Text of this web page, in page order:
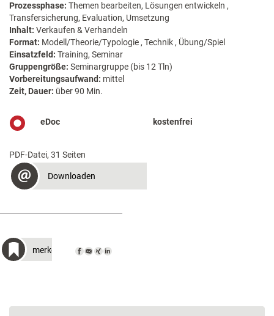
Prozessphase: Themen bearbeiten, Lösungen entwickeln ,
Transfersicherung, Evaluation, Umsetzung
Inhalt: Verkaufen & Verhandeln
Format: Modell/Theorie/Typologie , Technik , Übung/Spiel
Einsatzfeld: Training, Seminar
Gruppengröße: Seminargruppe (bis 12 Tln)
Vorbereitungsaufwand: mittel
Zeit, Dauer: über 90 Min.
eDoc kostenfrei
PDF-Datei, 31 Seiten
Downloaden
merken